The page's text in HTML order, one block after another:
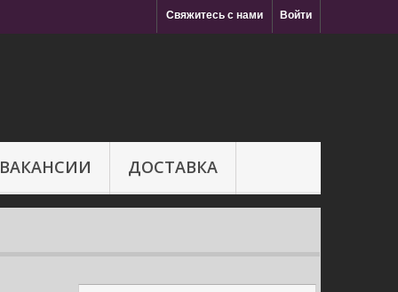
Войти
Свяжитесь с нами
ВАКАНСИИ ДОСТАВКА